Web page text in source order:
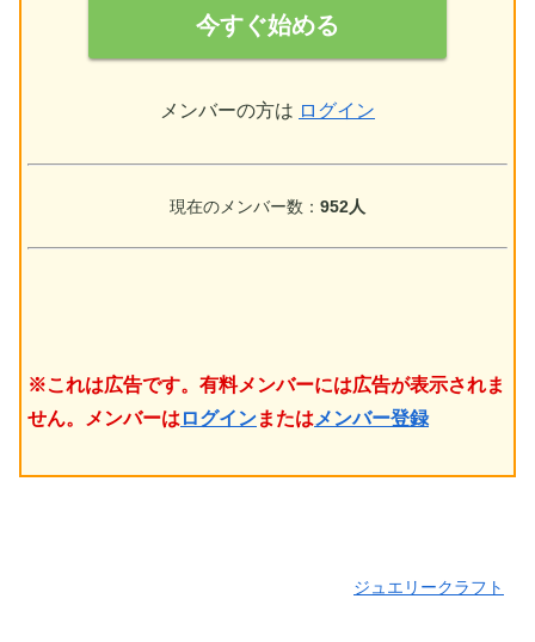
今すぐ始める
メンバーの方は ログイン
現在のメンバー数： 952人
※これは広告です。有料メンバーには広告が表示されま
せん。メンバーは ログインまたは メンバー登録
ジュエリークラフト